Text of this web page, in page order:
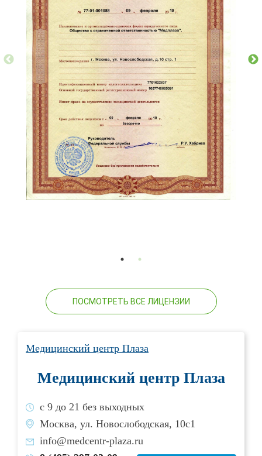
ПОСМОТРЕТЬ ВСЕ ЛИЦЕНЗИИ
Медицинский центр Плаза
Медицинский центр Плаза
с 9 до 21 без выходных
Москва, ул. Новослободская, 10с1
info@medcentr-plaza.ru